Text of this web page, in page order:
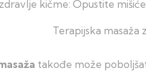
Terapijska masaža
takođe može